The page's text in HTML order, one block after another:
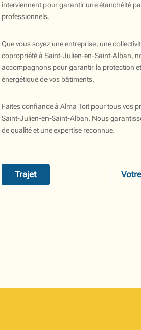
interviennent pour garantir une étanchéité
professionnels.
Que vous soyez une entreprise, une
copropriété à Saint-Julien-en-Saint-Alban,
accompagnons pour garantir la protection
énergétique de vos bâtiments.
Faites confiance à Alma Toit pour tous vos
Saint-Julien-en-Saint-Alban. Nous
de qualité et une expertise reconnue.
Trajet